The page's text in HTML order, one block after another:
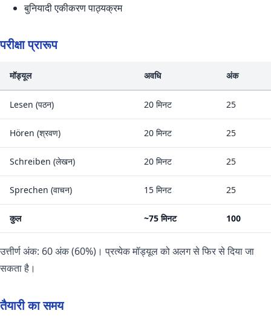
बुनियादी एकीकरण पाठ्यक्रम
परीक्षा प्रारूप
मॉड्यूल अवधि अंक
Lesen (पठन) 20 मिनट 25
Hören (श्रवण) 20 मिनट 25
Schreiben (लेखन) 20 मिनट 25
Sprechen (वाचन) 15 मिनट 25
कुल ~75 मिनट 100
उत्तीर्ण अंक: 60 अंक (60%)। प्रत्येक मॉड्यूल को अलग से फिर से दिया जा
सकता है।
तैयारी का समय